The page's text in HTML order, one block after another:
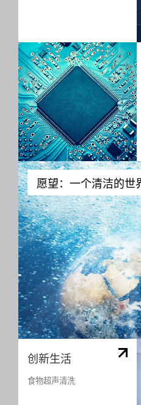
愿望：一个清洁的世
创新生活
食物超声清洗